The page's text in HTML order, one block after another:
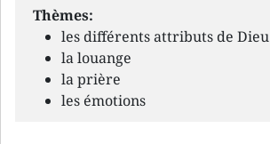
Thèmes:
les différents attributs de Dieu
la louange
la prière
les émotions